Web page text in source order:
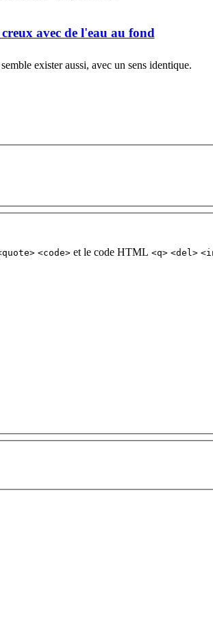
avec de l'eau au fond
exister aussi, avec un sens identique.
<code> et le code HTML <q> <del>